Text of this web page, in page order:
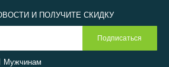
И ПОЛУЧИТЕ СКИДКУ
Мужчинам